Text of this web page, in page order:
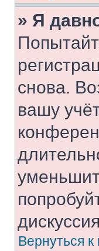
» Я
снова.
вашу
Вернуться к